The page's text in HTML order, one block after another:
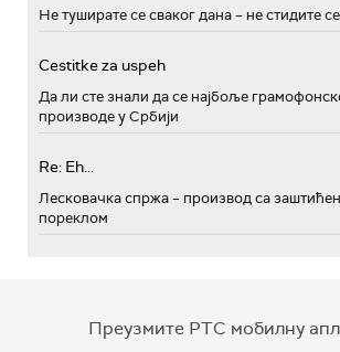
Не туширате се сваког дана – не стидите
Cestitke za uspeh
Да ли сте знали да се најбоље
производе у Србији
Re: Eh...
Лесковачка спржа – производ са
пореклом
Преузмите РТС мобилну